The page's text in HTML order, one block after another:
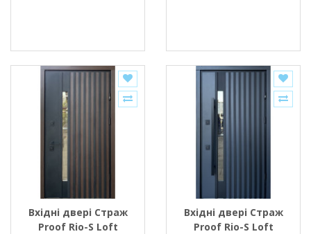
Вхідні двері Страж
Proof Rio-S Loft
Вхідні двері Страж
Proof Rio-S Loft